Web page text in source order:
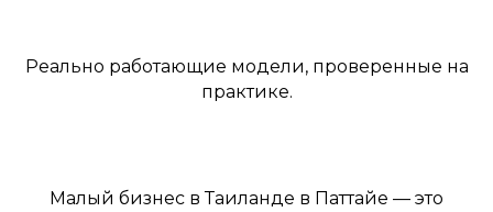
Реально работающие модели, проверенные на
практике.
Малый бизнес в Таиланде в Паттайе — это